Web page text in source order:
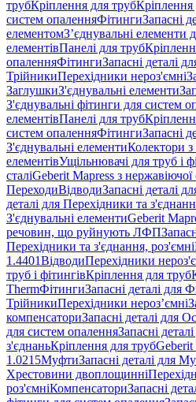
трубКріплення для трубКріплення
систем опаленняФітингиЗапасні
елементомЗ’єднувальні елементи
елементівПанелі для труб
опаленняФітингиЗапасні деталі
ТрійникиПерехідники нероз'ємні
ЗаглушкиЗ'єднувальні елементи
З'єднувальні фітинги для систем
елементівПанелі для труб
систем опаленняФітингиЗапасні
З'єднувальні елементиКолектори
елементівУщільнювачі для труб і
сталіGeberit Mapress з нержавіючої
ПереходиВідводиЗапасні деталі
деталі для Перехідники та
З'єднувальні елементиGeberit
речовин, що руйнують ЛФП
Перехідники та з'єднання, роз'ємні
1.4401ВідводиПерехідники
труб і фітингівКріплення для труб
ThermФітингиЗапасні деталі для
ТрійникиПерехідники нероз’ємні
компенсаториЗапасні деталі для
для систем опаленняЗапасні
з'єднаньКріплення для трубGeberit
1.0215МуфтиЗапасні деталі для
Хрестовини двоплощинні
роз'ємніКомпенсаториЗапасні